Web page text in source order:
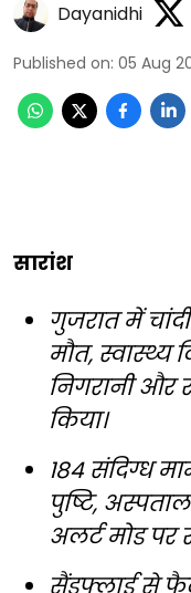
Dayanidhi
Published on: 05 Aug
सारांश
गुजरात में
मौत, स्वास्थ्य
निगरानी और
किया।
184 संदिग्ध
पुष्टि,
अलर्ट मोड पर
सैंडफ्लाई से